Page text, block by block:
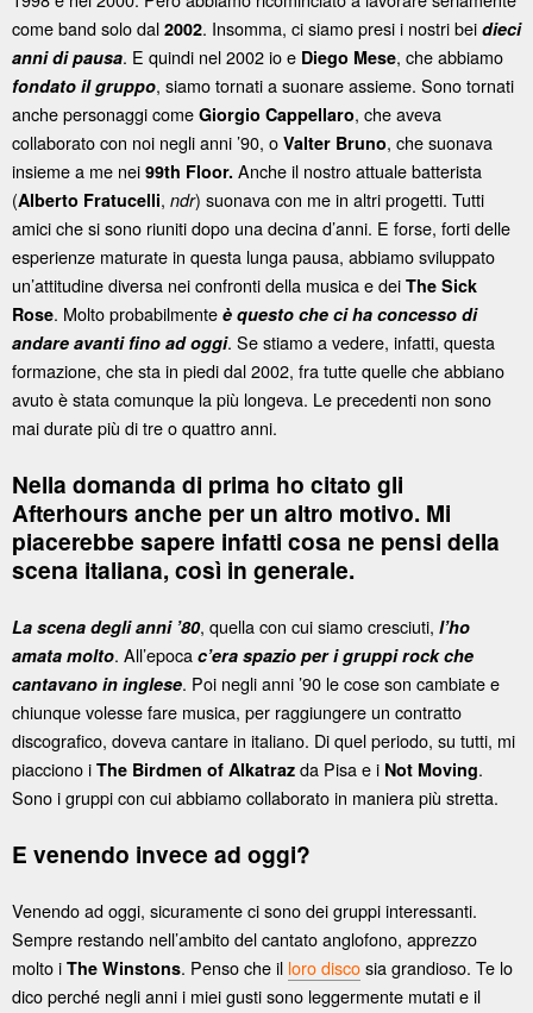
come band solo dal 2002. Insomma, ci siamo presi i nostri bei dieci
anni di pausa. E quindi nel 2002 io e Diego Mese, che abbiamo
fondato il gruppo, siamo tornati a suonare assieme. Sono tornati
anche personaggi come Giorgio Cappellaro, che aveva
collaborato con noi negli anni ’90, o Valter Bruno, che suonava
insieme a me nei 99th Floor. Anche il nostro attuale batterista
(Alberto Fratucelli, ndr) suonava con me in altri progetti. Tutti
amici che si sono riuniti dopo una decina d’anni. E forse, forti delle
esperienze maturate in questa lunga pausa, abbiamo sviluppato
un’attitudine diversa nei confronti della musica e dei The Sick
Rose. Molto probabilmente è questo che ci ha concesso di
andare avanti fino ad oggi. Se stiamo a vedere, infatti, questa
formazione, che sta in piedi dal 2002, fra tutte quelle che abbiano
avuto è stata comunque la più longeva. Le precedenti non sono
mai durate più di tre o quattro anni.
Nella domanda di prima ho citato gli
Afterhours anche per un altro motivo. Mi
piacerebbe sapere infatti cosa ne pensi della
scena italiana, così in generale.
La scena degli anni ’80, quella con cui siamo cresciuti, l’ho
amata molto. All’epoca c’era spazio per i gruppi rock che
cantavano in inglese. Poi negli anni ’90 le cose son cambiate e
chiunque volesse fare musica, per raggiungere un contratto
discografico, doveva cantare in italiano. Di quel periodo, su tutti, mi
piacciono i The Birdmen of Alkatraz da Pisa e i Not Moving.
Sono i gruppi con cui abbiamo collaborato in maniera più stretta.
E venendo invece ad oggi?
Venendo ad oggi, sicuramente ci sono dei gruppi interessanti.
Sempre restando nell’ambito del cantato anglofono, apprezzo
molto i The Winstons. Penso che il loro discosia grandioso. Te lo
dico perché negli anni i miei gusti sono leggermente mutati e il